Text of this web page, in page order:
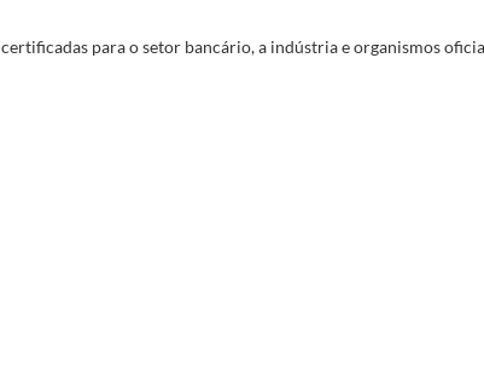
para o setor bancário, a indústria e organismos